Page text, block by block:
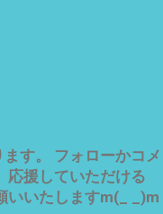
す。 フォローかコメ
援していただける
いいたしますm(_ _)m